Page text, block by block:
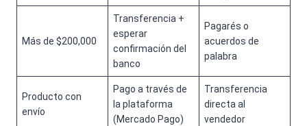
Más de $200,000
Transferencia +
esperar
confirmación del
banco
Pagarés o
acuerdos de
palabra
Producto con
envío
Pago a través de
la plataforma
(Mercado Pago)
Transferencia
directa al
vendedor